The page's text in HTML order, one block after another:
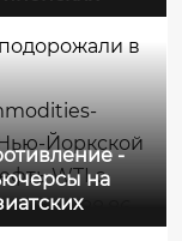
в
Йоркской
WTI с
цене 88,86
-
на